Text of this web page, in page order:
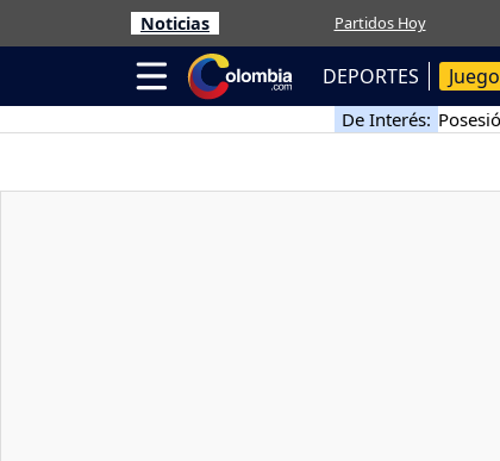
Noticias Partidos Hoy
DEPORTES
De Interés: